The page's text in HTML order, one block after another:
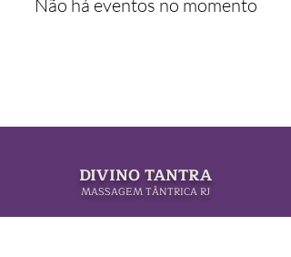
Não há eventos no momento
DIVINO TANTRA
MASSAGEM TÂNTRICA RJ